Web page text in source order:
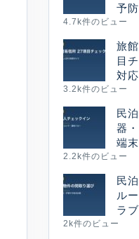
予
4.7k件のビュー
旅
目
対
3.2k件のビュー
民
器
端
2.2k件のビュー
民
ル
ラ
2k件のビュー